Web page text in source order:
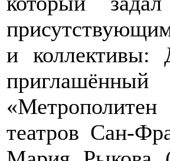
и коллективы:
театров Сан-